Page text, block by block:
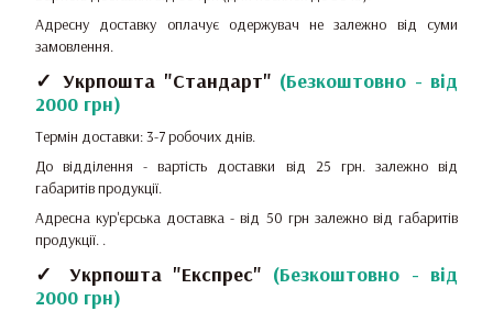
Адресну доставку оплачує одержувач не залежно від суми
замовлення.
✓ Укрпошта "Стандарт" (Безкоштовно - від
2000 грн)
Термін доставки: 3-7 робочих днів.
До відділення - вартість доставки від 25 грн. залежно від
габаритів продукції.
Адресна кур'єрська доставка - від 50 грн залежно від габаритів
продукції. .
✓ Укрпошта "Експрес" (Безкоштовно - від
2000 грн)